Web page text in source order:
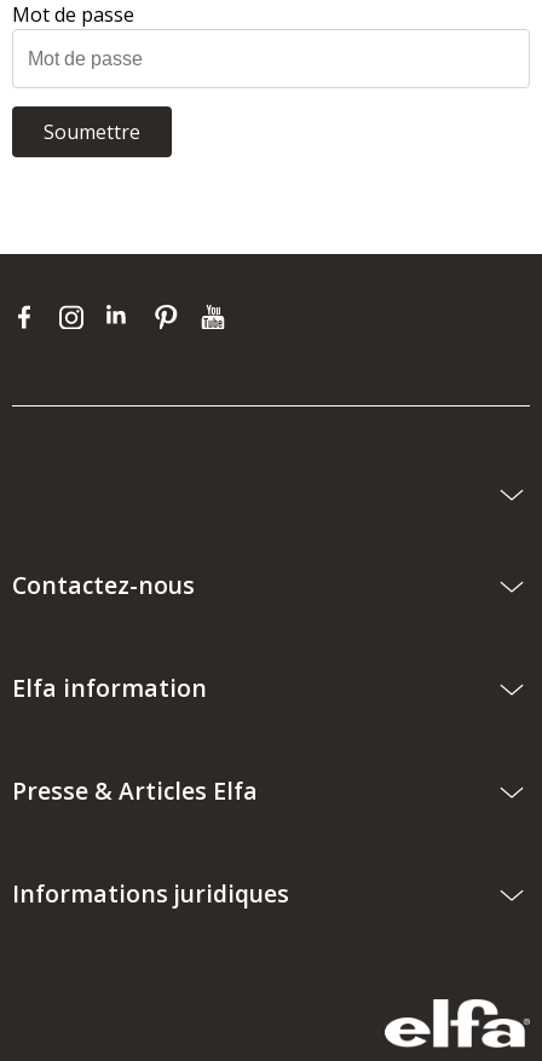
Mot de passe
Soumettre
Contactez-nous
Elfa information
Presse & Articles Elfa
Informations juridiques